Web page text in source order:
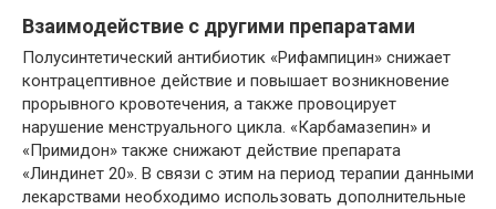
Взаимодействие с другими препаратами
Полусинтетический антибиотик «Рифампицин» снижает
контрацептивное действие и повышает возникновение
прорывного кровотечения, а также провоцирует
нарушение менструального цикла. «Карбамазепин» и
«Примидон» также снижают действие препарата
«Линдинет 20». В связи с этим на период терапии данными
лекарствами необходимо использовать дополнительные